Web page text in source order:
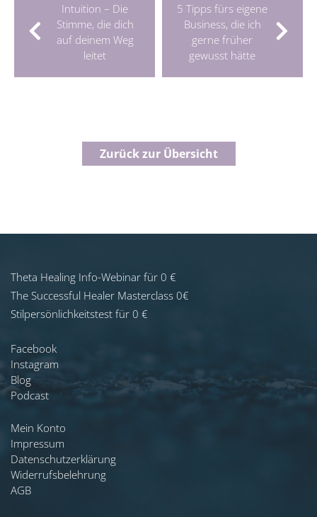
Intuition – Die
Stimme, die dich
auf deinem Weg
leitet
5 Tipps fürs eigene
Business, die ich
gerne früher
gewusst hätte
Zurück zur Übersicht
Theta Healing Info-Webinar für 0 €
The Successful Healer Masterclass 0€
Stilpersönlichkeitstest für 0 €
Facebook
Instagram
Blog
Podcast
Mein Konto
Impressum
Datenschutzerklärung
Widerrufsbelehrung
AGB